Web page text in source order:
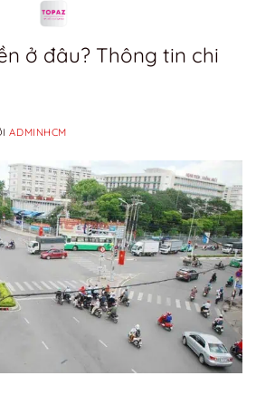
ở đâu? Thông tin chi
ADMINHCM